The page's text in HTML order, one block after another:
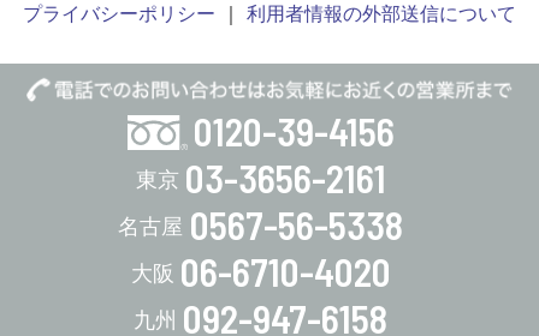
プライバシーポリシー
利用者情報の外部送信について
0120-39-4156
03-3656-2161
0567-56-5338
06-6710-4020
092-947-6158